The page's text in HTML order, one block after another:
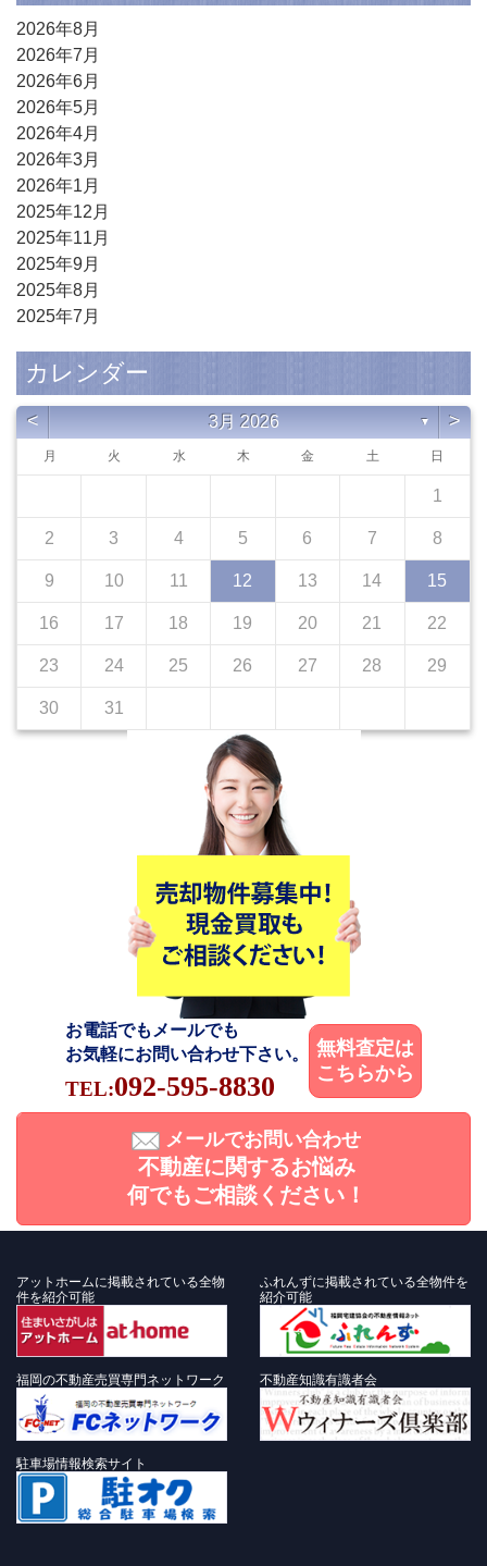
2026年8月
2026年7月
2026年6月
2026年5月
2026年4月
2026年3月
2026年1月
2025年12月
2025年11月
2025年9月
2025年8月
2025年7月
カレンダー
< 3月 2026 ▼ >
月 火 水 木 金 土 日
1
2 3 4 5 6 7 8
9 10 11 12 13 14 15
16 17 18 19 20 21 22
23 24 25 26 27 28 29
30 31
お電話でもメールでも
お気軽にお問い合わせ下さい。
TEL:092-595-8830
無料査定は
こちらから
メールでお問い合わせ
不動産に関するお悩み
何でもご相談ください！
アットホームに掲載されている全物
件を紹介可能
ふれんずに掲載されている全物件を
紹介可能
福岡の不動産売買専門ネットワーク 不動産知識有識者会
駐車場情報検索サイト